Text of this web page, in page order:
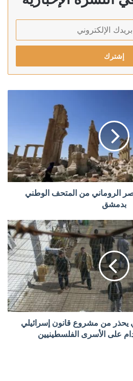
الروماني من المتحف الوطني
بدمشق
يحذر من مشروع قانون إسرائيلي
على الأسرى الفلسطينيين